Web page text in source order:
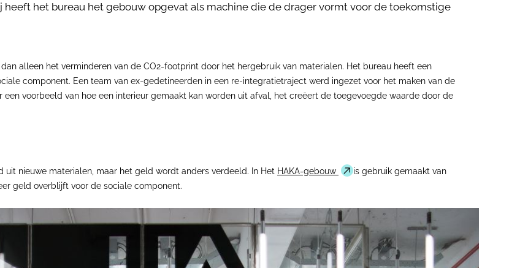
het bureau het gebouw opgevat als machine die de drager vormt voor de toekomstige
alleen het verminderen van de CO2-footprint door het hergebruik van materialen. Het bureau heeft een
component. Een team van ex-gedetineerden in een re-integratietraject werd ingezet voor het maken van de
voorbeeld van hoe een interieur gemaakt kan worden uit afval, het creëert de toegevoegde waarde door de
nieuwe materialen, maar het geld wordt anders verdeeld. In Het HAKA-gebouw
is gebruik gemaakt van
geld overblijft voor de sociale component.